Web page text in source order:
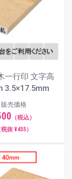
されます。自由
3.5×40
4×40
4.5×40
5×40
5.5×41
7×50
一行印 文字高
3.5×17.5mm
販売価格
（税込）
税抜 ¥455）